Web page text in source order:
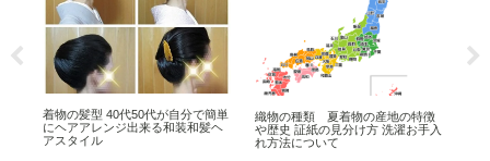
着物の髪型 40代50代が自分で簡単
にヘアアレンジ出来る和装和髪ヘ
アスタイル
織物の種類 夏着物の産地の特徴
や歴史 証紙の見分け方 洗濯お手入
れ方法について